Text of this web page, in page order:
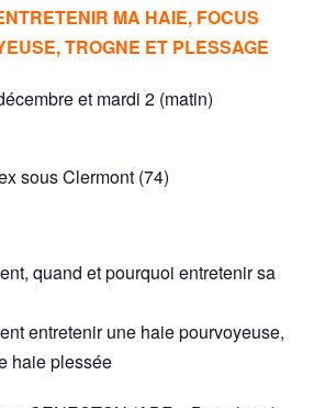
MA HAIE, FOCUS
TROGNE ET PLESSAGE
et mardi 2 (matin)
sous Clermont (74)
quand et pourquoi entretenir sa
entretenir une haie pourvoyeuse,
haie plessée